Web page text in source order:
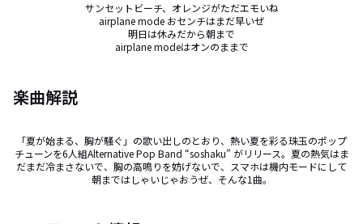
サンセットビーチ、オレンジがただエモいね
airplane mode おセンチはまだ早いぜ
明日は休みだから朝まで
airplane modeはオンのままで
楽曲解説
「夏が始まる、胸が騒ぐ」の歌い出しのとおり、熱い夏を彩る珠玉のポップ
チューンを6人組Alternative Pop Band “soshaku” がリリース。夏の熱気はま
だまだ冷まさないで、胸の高鳴りを妨げないで、スマホは機内モードにして
朝まではしゃいじゃおうぜ、そんな1曲。